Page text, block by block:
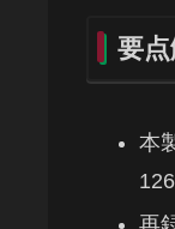
要
本
再